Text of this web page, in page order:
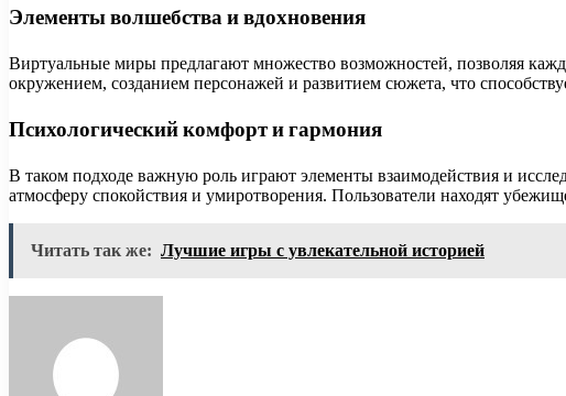
Элементы волшебства и вдохновения
Виртуальные миры предлагают множество возможностей, позволяя
окружением, созданием персонажей и развитием сюжета, что
Психологический комфорт и гармония
В таком подходе важную роль играют элементы взаимодействия и
атмосферу спокойствия и умиротворения. Пользователи находят
Читать так же: Лучшие игры с увлекательной историей